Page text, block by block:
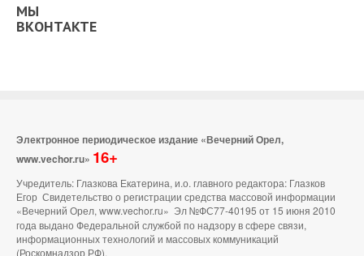
МЫ
ВКОНТАКТЕ
Электронное периодическое издание «Вечерний Орел,
www.vechor.ru» 16+
Учредитель: Глазкова Екатерина, и.о. главного редактора: Глазков
Егор Свидетельство о регистрации средства массовой информации
«Вечерний Орел, www.vechor.ru» Эл №ФС77-40195 от 15 июня 2010
года выдано Федеральной службой по надзору в сфере связи,
информационных технологий и массовых коммуникаций
(Роскомнадзор РФ).